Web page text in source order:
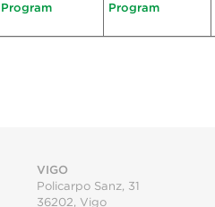
Program
Program
VIGO
Policarpo Sanz, 31
36202, Vigo